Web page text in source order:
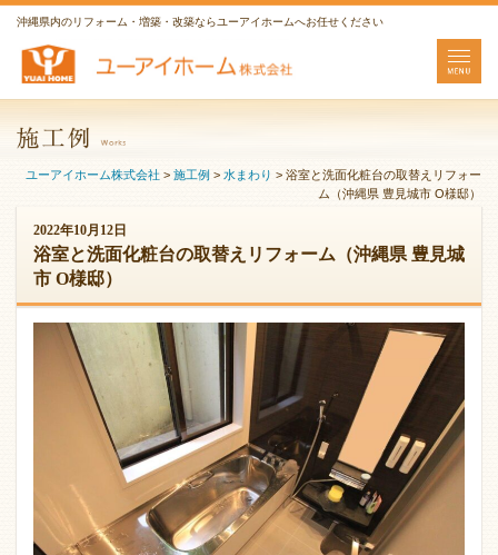
沖縄県内のリフォーム・増築・改築ならユーアイホームへお任せください
ユーアイホーム株式会社 > 施工例 > 水まわり > 浴室と洗面化粧台の取替えリフォー
ム（沖縄県 豊見城市 O様邸）
2022年10月12日
浴室と洗面化粧台の取替えリフォーム（沖縄県 豊見城
市 O様邸）